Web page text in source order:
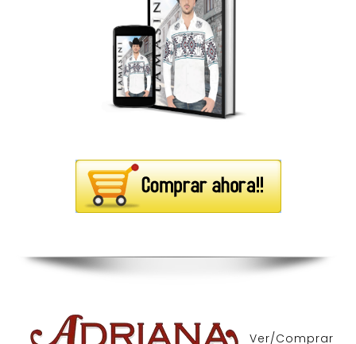
Ver/Comprar